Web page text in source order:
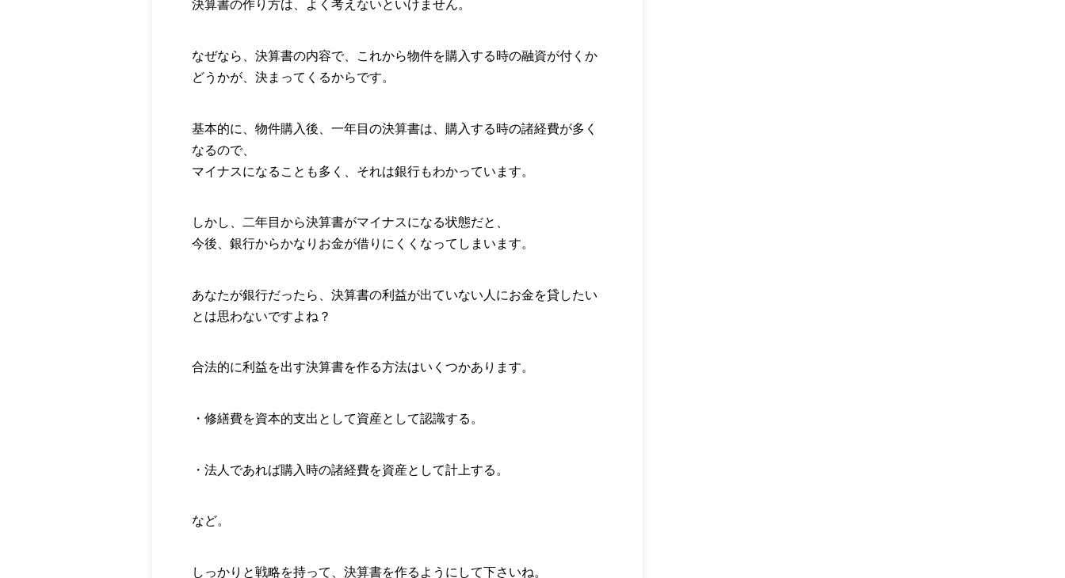
決算書の作り方は、よく考えないといけません。
なぜなら、決算書の内容で、これから物件を購入する時の融資が付くか
どうかが、決まってくるからです。
基本的に、物件購入後、一年目の決算書は、購入する時の諸経費が多く
なるので、
マイナスになることも多く、それは銀行もわかっています。
しかし、二年目から決算書がマイナスになる状態だと、
今後、銀行からかなりお金が借りにくくなってしまいます。
あなたが銀行だったら、決算書の利益が出ていない人にお金を貸したい
とは思わないですよね？
合法的に利益を出す決算書を作る方法はいくつかあります。
・修繕費を資本的支出として資産として認識する。
・法人であれば購入時の諸経費を資産として計上する。
など。
しっかりと戦略を持って、決算書を作るようにして下さいね。